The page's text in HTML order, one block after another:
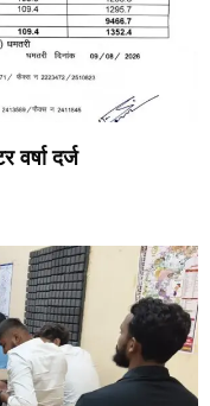
दर्ज